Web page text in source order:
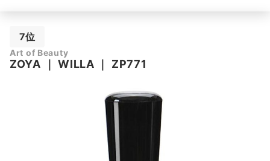
7位
Art of Beauty
ZOYA ｜WILLA ｜ ZP771